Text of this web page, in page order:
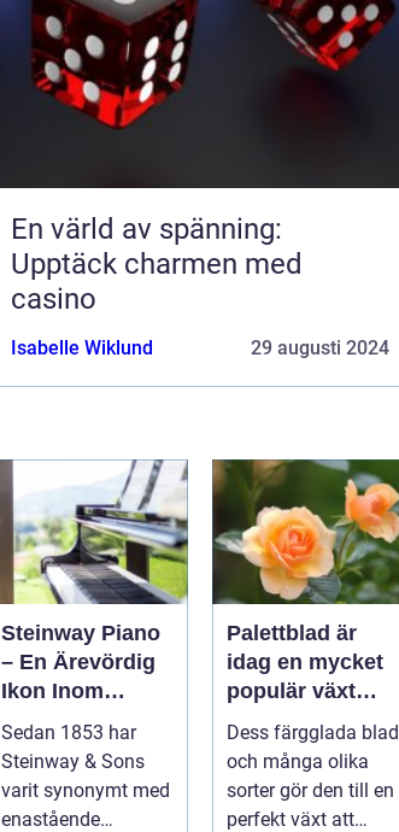
En värld av spänning:
Upptäck charmen med
casino
Isabelle Wiklund 29 augusti 2024
Steinway Piano
– En Ärevördig
Ikon Inom
Musikvärlden
Sedan 1853 har
Steinway & Sons
varit synonymt med
enastående
Palettblad är
idag en mycket
populär växt
bland
trädgårdsentusi
aster och inom
inredning
Dess färgglada blad
och många olika
sorter gör den till en
perfekt växt att